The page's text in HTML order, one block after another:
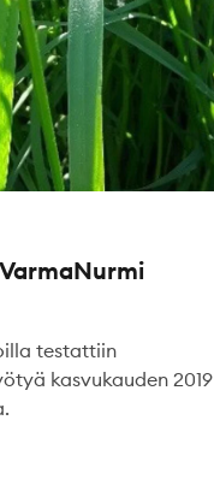
testattiin
kasvukauden 2019